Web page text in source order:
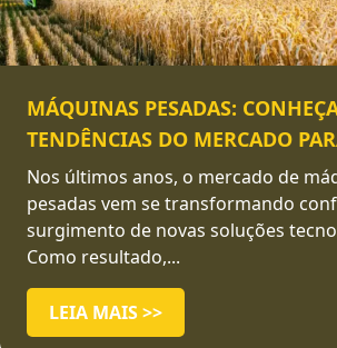
MÁQUINAS PESADAS:
TENDÊNCIAS DO MERCADO
Nos últimos anos, o mercado de
pesadas vem se transformando
surgimento de novas soluções
Como resultado,...
LEIA MAIS >>